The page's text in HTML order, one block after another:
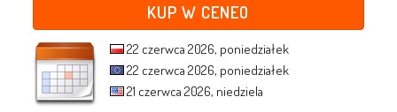
KUP W CENEO
22 czerwca 2026, poniedziałek
22 czerwca 2026, poniedziałek
21 czerwca 2026, niedziela